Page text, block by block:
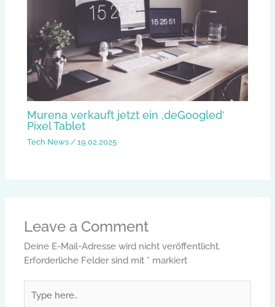
Murena verkauft jetzt ein ‚deGoogled‘
Pixel Tablet
Tech News /19.02.2025
Leave a Comment
Deine E-Mail-Adresse wird nicht veröffentlicht.
Erforderliche Felder sind mit * markiert
here..